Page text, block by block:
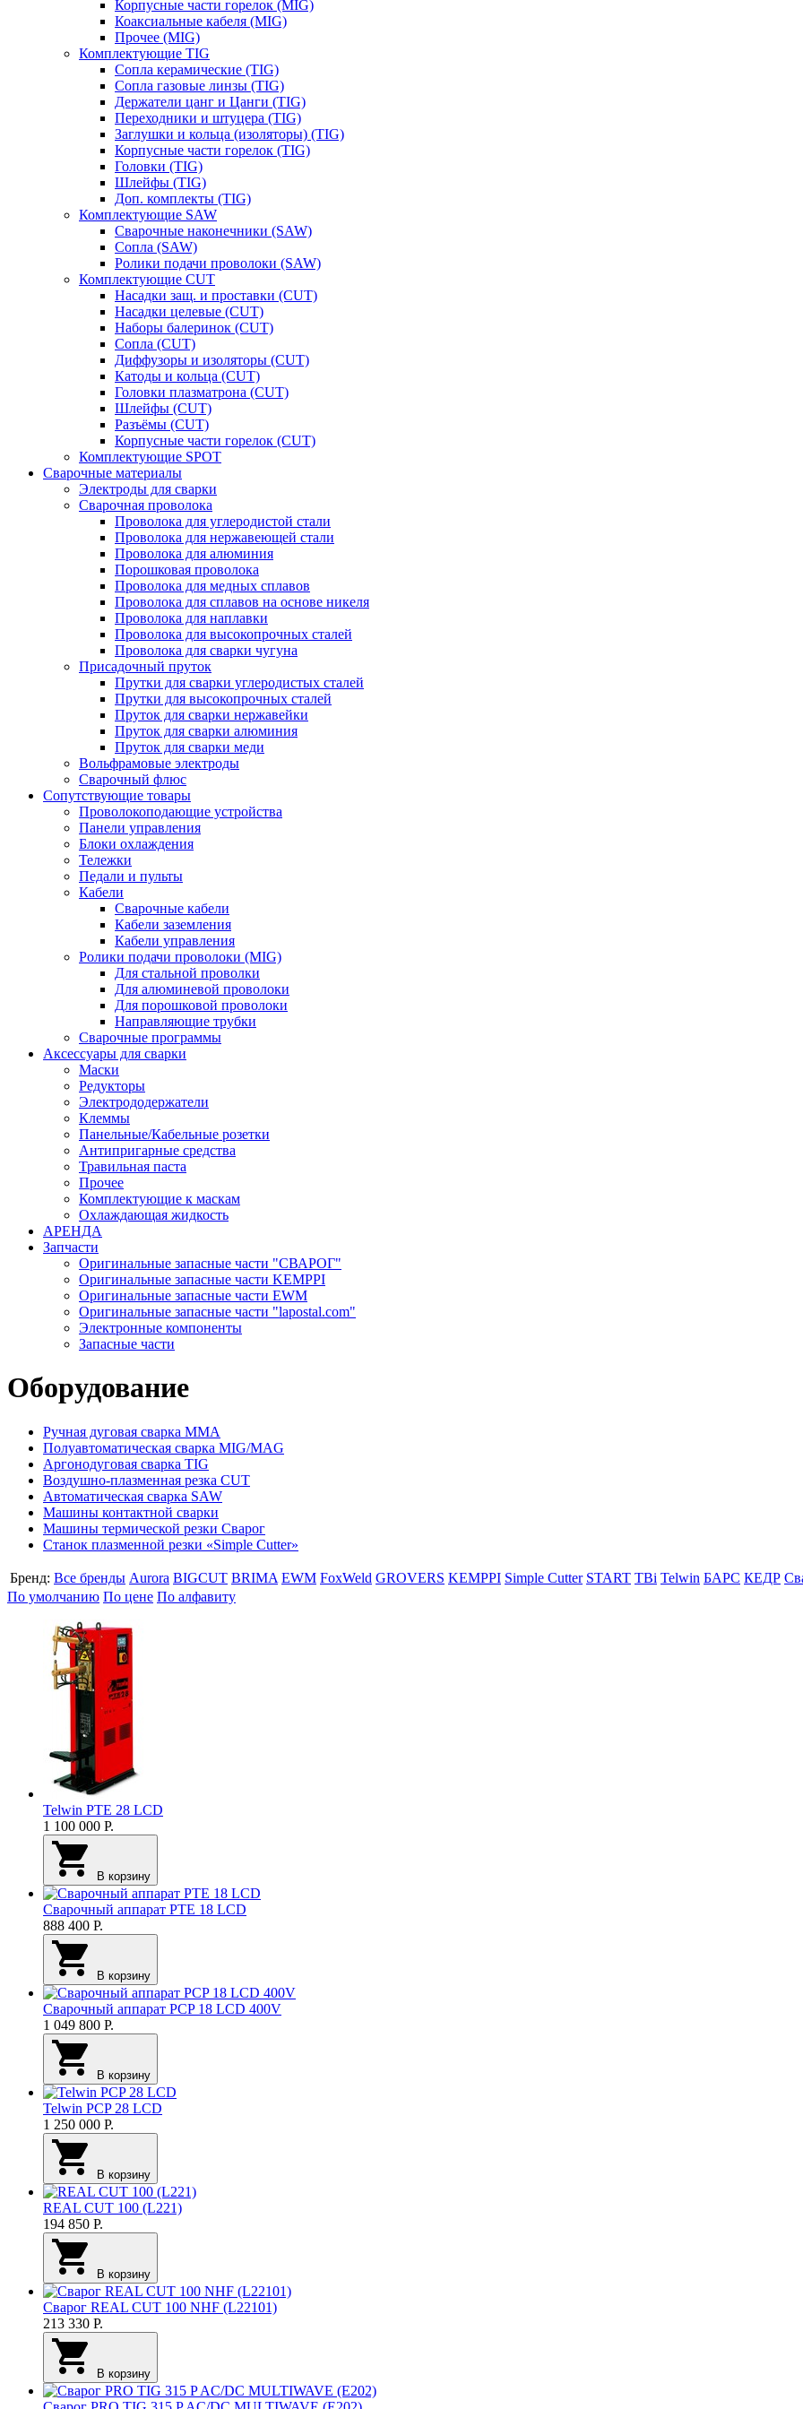
Корпусные части горелок (MIG)
Коаксиальные кабеля (MIG)
Прочее (MIG)
Комплектующие TIG
Сопла керамические (TIG)
Сопла газовые линзы (TIG)
Держатели цанг и Цанги (TIG)
Переходники и штуцера (TIG)
Заглушки и кольца (изоляторы) (TIG)
Корпусные части горелок (TIG)
Головки (TIG)
Шлейфы (TIG)
Доп. комплекты (TIG)
Комплектующие SAW
Сварочные наконечники (SAW)
Сопла (SAW)
Ролики подачи проволоки (SAW)
Комплектующие CUT
Насадки защ. и проставки (CUT)
Насадки целевые (CUT)
Наборы балеринок (CUT)
Сопла (CUT)
Диффузоры и изоляторы (CUT)
Катоды и кольца (CUT)
Головки плазматрона (CUT)
Шлейфы (CUT)
Разъёмы (CUT)
Корпусные части горелок (CUT)
Комплектующие SPOT
Сварочные материалы
Электроды для сварки
Сварочная проволока
Проволока для углеродистой стали
Проволока для нержавеющей стали
Проволока для алюминия
Порошковая проволока
Проволока для медных сплавов
Проволока для сплавов на основе никеля
Проволока для наплавки
Проволока для высокопрочных сталей
Проволока для сварки чугуна
Присадочный пруток
Прутки для сварки углеродистых сталей
Прутки для высокопрочных сталей
Пруток для сварки нержавейки
Пруток для сварки алюминия
Пруток для сварки меди
Вольфрамовые электроды
Сварочный флюс
Сопутствующие товары
Проволокоподающие устройства
Панели управления
Блоки охлаждения
Тележки
Педали и пульты
Кабели
Сварочные кабели
Кабели заземления
Кабели управления
Ролики подачи проволоки (MIG)
Для стальной проволки
Для алюминевой проволоки
Для порошковой проволоки
Направляющие трубки
Сварочные программы
Аксессуары для сварки
Маски
Редукторы
Электрододержатели
Клеммы
Панельные/Кабельные розетки
Антипригарные средства
Травильная паста
Прочее
Комплектующие к маскам
Охлаждающая жидкость
АРЕНДА
Запчасти
Оригинальные запасные части "СВАРОГ"
Оригинальные запасные части KEMPPI
Оригинальные запасные части EWM
Оригинальные запасные части "lapostal.com"
Электронные компоненты
Запасные части
Оборудование
Ручная дуговая сварка ММА
Полуавтоматическая сварка MIG/MAG
Аргонодуговая сварка TIG
Воздушно-плазменная резка CUT
Автоматическая сварка SAW
Машины контактной сварки
Машины термической резки Сварог
Станок плазменной резки «Simple Cutter»
Бренд: Все бренды Aurora BIGCUT BRIMA EWM FoxWeld GROVERS KEMPPI Simple Cutter START TBi Telwin БАРС КЕДР
По умолчанию По цене По алфавиту
Telwin PTE 28 LCD
1 100 000 Р.
В корзину
Сварочный аппарат PTE 18 LCD
888 400 Р.
В корзину
Сварочный аппарат PCP 18 LCD 400V
1 049 800 Р.
В корзину
Telwin PCP 28 LCD
1 250 000 Р.
В корзину
REAL CUT 100 (L221)
194 850 Р.
В корзину
Сварог REAL CUT 100 NHF (L22101)
213 330 Р.
В корзину